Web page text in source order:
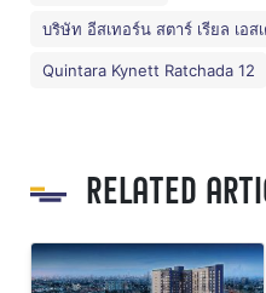
บริษัท อีสเทอร์น สตาร์ เรียล เอ
Quintara Kynett Ratchada 12
RELATED